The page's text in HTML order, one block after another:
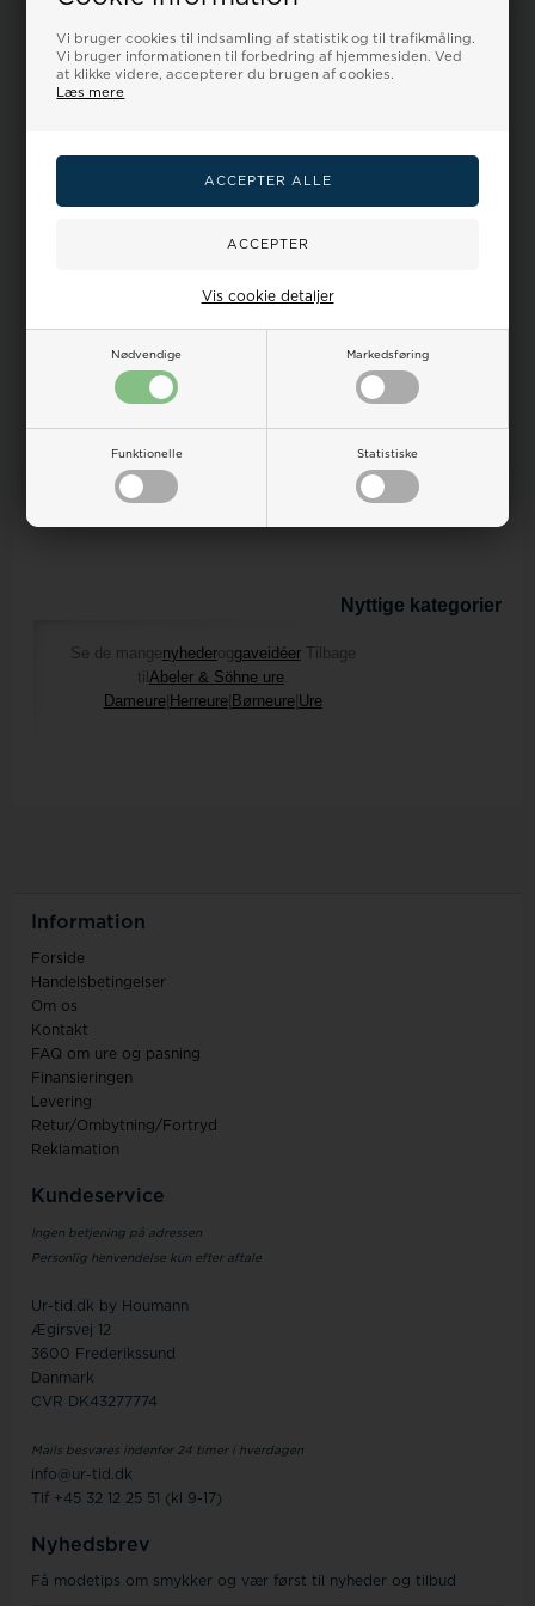
Vi bruger cookies til indsamling af statistik og til trafikmåling.
Vi bruger informationen til forbedring af hjemmesiden. Ved
at klikke videre, accepterer du brugen af cookies.
Læs mere
Nødvendige Markedsføring
Funktionelle Statistiske
Vis cookie detaljer
Spar flere penge
Kundeservice hverdage fra kl 9-17 Tlf.:32 122 551 E-
mail:salg@houmann.dk
Prisgaranti, vi matcher alle priser -
Nyttige kategorier på
Se de mangenyhederoggaveidéerTilbage
til Abeler & Söhne ure.
Dameure| Herreure| Børneure| Ure
Information
Forside
Handelsbetingelser
Om os
Kontakt
FAQ om ure og pasning
Finansieringen
Levering
Retur/Ombytning/Fortryd
Reklamation
Kundeservice
Ingen betjening på adressen
Personlig henvendelse kun efter aftale
Ur-tid.dk by Houmann
Ægirsvej 12
3600 Frederikssund
Danmark
CVR DK43277774
Mails besvares indenfor 24 timer i hverdagen
info@ur-tid.dk
Tlf +45 32 12 25 51 (kl 9-17)
Nyhedsbrev
Få modetips om smykker og vær først til nyheder og tilbud